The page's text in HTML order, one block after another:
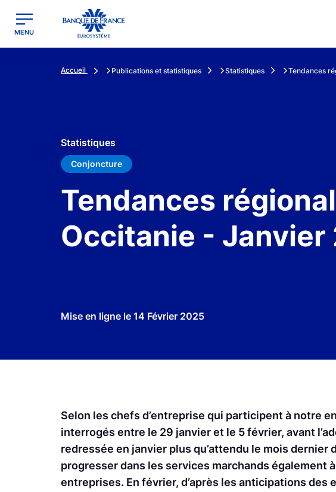
Banque de France - Menu Principal
MENU
Accueil Publications et statistiques Statistiques Tendances
Statistiques
Conjoncture
Tendances
Occitanie - Janvier
Mise en ligne le 14 Février 2025
Selon les chefs d’entreprise qui participent à notre
interrogés entre le 29 janvier et le 5 février, avant
redressée en janvier plus qu’attendu le mois
progresser dans les services marchands également
entreprises. En février, d’après les anticipations